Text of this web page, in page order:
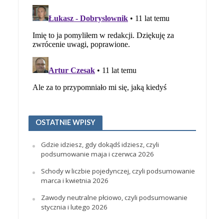
OSTATNIE WPISY
Gdzie idziesz, gdy dokądś idziesz, czyli
podsumowanie maja i czerwca 2026
Schody w liczbie pojedynczej, czyli podsumowanie
marca i kwietnia 2026
Zawody neutralne płciowo, czyli podsumowanie
stycznia i lutego 2026